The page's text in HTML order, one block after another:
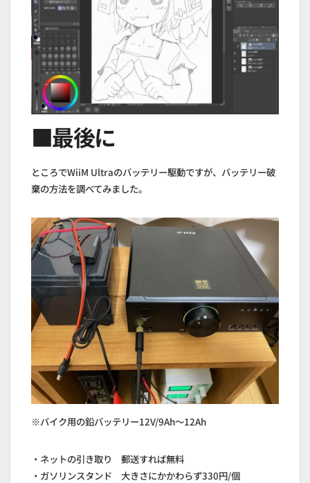
■最後に
ところでWiiM Ultraのバッテリー駆動ですが、バッテリー破
棄の方法を調べてみました。
※バイク用の鉛バッテリー12V/9Ah～12Ah
・ネットの引き取り 郵送すれば無料
・ガソリンスタンド 大きさにかかわらず330円/個